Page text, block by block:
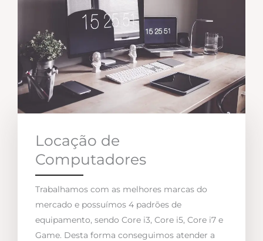
Locação de
Computadores
Trabalhamos com as melhores marcas do
mercado e possuímos 4 padrões de
equipamento, sendo Core i3, Core i5, Core i7 e
Game. Desta forma conseguimos atender a